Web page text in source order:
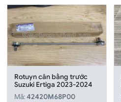
Rotuyn cân bằng trước
Suzuki Ertiga 2023-2024
Mã:42420M68P00